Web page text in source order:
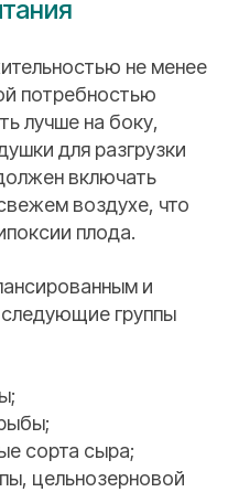
не менее
потребностью
лучше на боку,
для разгрузки
включать
воздухе, что
плода.
и
следующие группы
сорта сыра;
цельнозерновой